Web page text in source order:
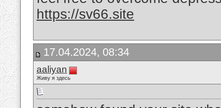
https://sv66.site
17.04.2024, 08:34
aaliyan
Живу я здесь